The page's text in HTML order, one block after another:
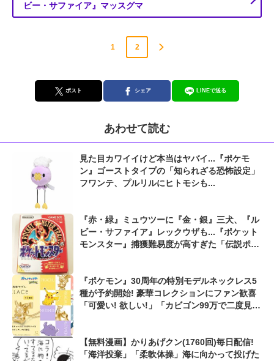
ビー・サファイア』マッスグマ
1 2
ポスト シェア LINEで送る
あわせて読む
見た目カワイイけど本当はヤバイ...『ポケモ
ン』ゴーストタイプの「知られざる恐怖設定」
フワンテ、プルリルにヒトモシも...
『赤・緑』ミュウツーに『金・銀』三犬、『ル
ビー・サファイア』レックウザも...『ポケット
モンスター』捕獲難易度が高すぎた「伝説ポケ
『ポケモン』30周年の特別モデルネックレス5
種が予約開始! 豪華コレクションにファン歓喜
「可愛い! 欲しい!」「カビゴン99万で二度見し
【無料漫画】かりあげクン(1760回)毎日配信!
「海洋投棄」「柔軟体操」海に向かって投げた